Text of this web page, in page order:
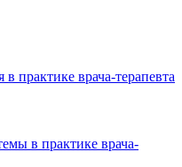
практике врача-терапевта
в практике врача-